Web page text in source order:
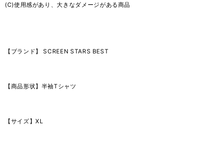
(C)使用感があり、大きなダメージがある商品
【ブランド】 SCREEN STARS BEST
【商品形状】半袖Tシャツ
【サイズ】XL